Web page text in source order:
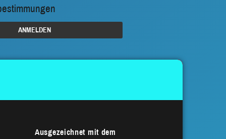
Ausgezeichnet mit dem